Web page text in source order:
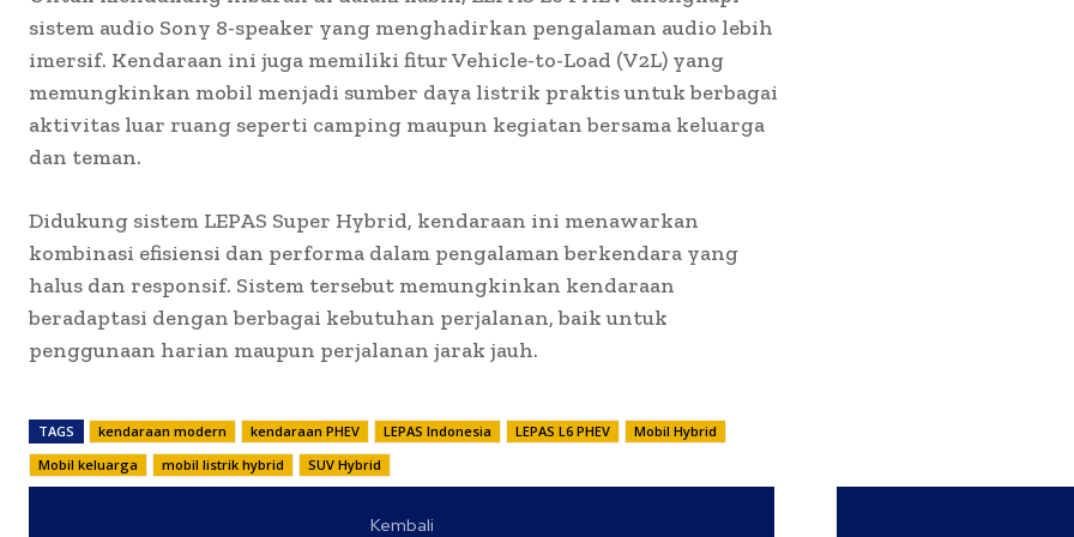
sistem audio Sony 8-speaker yang menghadirkan pengalaman audio lebih
imersif. Kendaraan ini juga memiliki fitur Vehicle-to-Load (V2L) yang
memungkinkan mobil menjadi sumber daya listrik praktis untuk berbagai
aktivitas luar ruang seperti camping maupun kegiatan bersama keluarga
dan teman.
Didukung sistem LEPAS Super Hybrid, kendaraan ini menawarkan
kombinasi efisiensi dan performa dalam pengalaman berkendara yang
halus dan responsif. Sistem tersebut memungkinkan kendaraan
beradaptasi dengan berbagai kebutuhan perjalanan, baik untuk
penggunaan harian maupun perjalanan jarak jauh.
TAGS kendaraan modern kendaraan PHEV LEPAS Indonesia LEPAS L6 PHEV
Mobil Hybrid
Mobil keluarga
mobil listrik hybrid SUV Hybrid
Kembali